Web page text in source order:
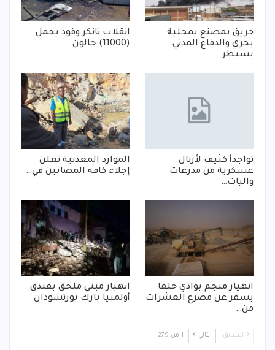
حريق بمصنع بمحلية
بحري والدفاع المدني
يسيطر
انقلاب تانكر وقود يحمل
(11000) جالون
تواجدأ كثيف لأرتال
عسكرية من مدرعات
واليات…
الموارد المعدنية تعلن
إجلاء كافة المصابين في…
انهيار منجم بوادي حلفا
يسفر عن مصرع العشرات
من…
انهيار مبني ملحق بفندق
أولمبيا بارك بورتسودان
السابق التالي 1 من 279